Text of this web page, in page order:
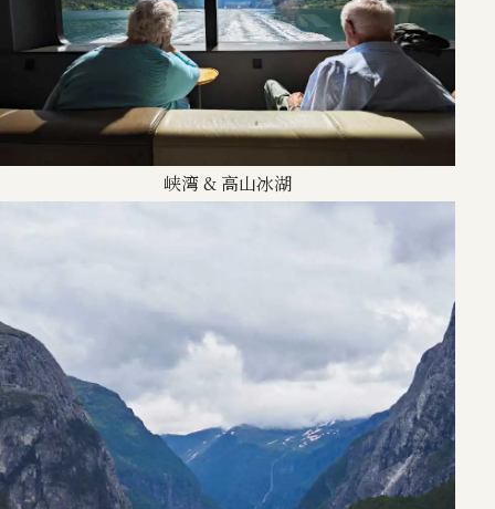
峡湾 & 高山冰湖